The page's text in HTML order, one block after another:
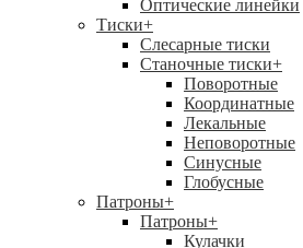
Оптические линейки
Тиски+
Слесарные тиски
Станочные тиски+
Поворотные
Координатные
Лекальные
Неповоротные
Синусные
Глобусные
Патроны+
Патроны+
Кулачки